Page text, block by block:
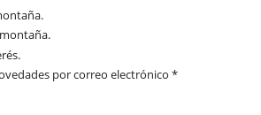
por correo electrónico *